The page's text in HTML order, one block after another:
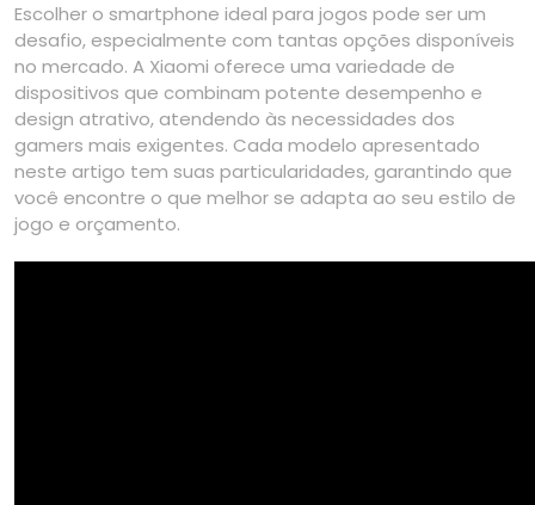
Escolher o smartphone ideal para jogos pode ser um
desafio, especialmente com tantas opções disponíveis
no mercado. A Xiaomi oferece uma variedade de
dispositivos que combinam potente desempenho e
design atrativo, atendendo às necessidades dos
gamers mais exigentes. Cada modelo apresentado
neste artigo tem suas particularidades, garantindo que
você encontre o que melhor se adapta ao seu estilo de
jogo e orçamento.